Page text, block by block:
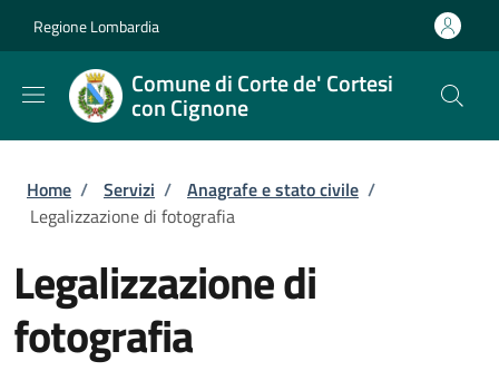
Regione Lombardia
Comune di Corte de' Cortesi
con Cignone
Briciole di pane
Home / Servizi / Anagrafe e stato civile /
Legalizzazione di fotografia
Legalizzazione di
fotografia